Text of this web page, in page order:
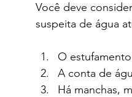
Você deve
suspeita de água
O
A conta de
Há manchas,